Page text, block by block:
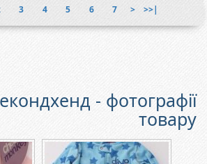
3 4 5 6 7 > >>|
- фотографії
товару